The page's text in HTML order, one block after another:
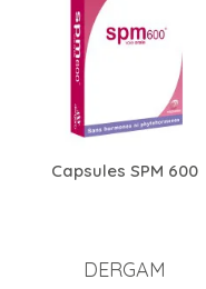
Capsules SPM 600
DERGAM